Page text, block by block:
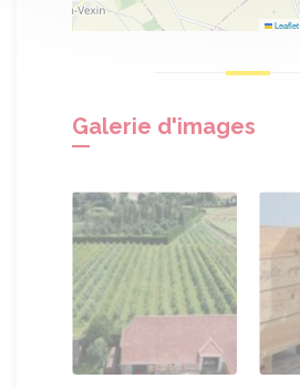
Leaflet
Galerie d'images